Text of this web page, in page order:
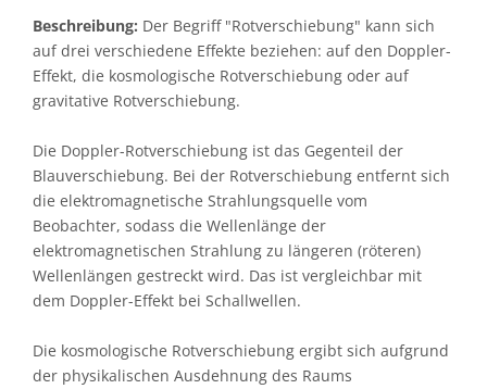
Beschreibung: Der Begriff "Rotverschiebung" kann sich
auf drei verschiedene Effekte beziehen: auf den Doppler-
Effekt, die kosmologische Rotverschiebung oder auf
gravitative Rotverschiebung.
Die Doppler-Rotverschiebung ist das Gegenteil der
Blauverschiebung. Bei der Rotverschiebung entfernt sich
die elektromagnetische Strahlungsquelle vom
Beobachter, sodass die Wellenlänge der
elektromagnetischen Strahlung zu längeren (röteren)
Wellenlängen gestreckt wird. Das ist vergleichbar mit
dem Doppler-Effekt bei Schallwellen.
Die kosmologische Rotverschiebung ergibt sich aufgrund
der physikalischen Ausdehnung des Raums